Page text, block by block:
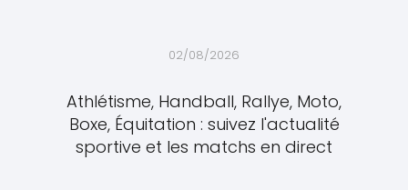
02/08/2026
Athlétisme, Handball, Rallye, Moto,
Boxe, Équitation : suivez l'actualité
sportive et les matchs en direct